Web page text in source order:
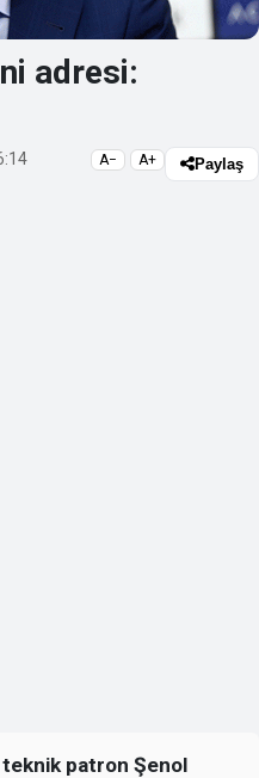
adresi:
A− A+ Paylaş
teknik patron Şenol